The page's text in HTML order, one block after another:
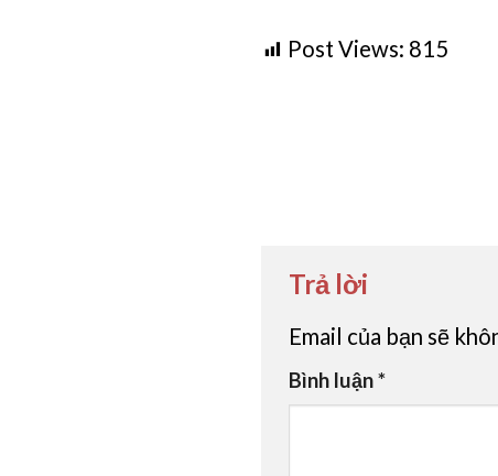
Post Views: 815
Trả lời
Email của bạn sẽ
Bình luận*